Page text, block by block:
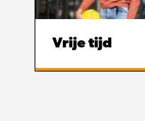
Vrije tijd